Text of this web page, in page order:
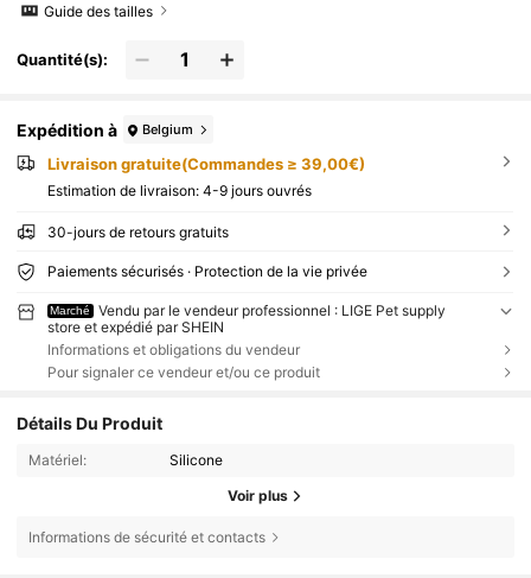
Guide des tailles
Quantité(s):
Expédition à Belgium
Livraison gratuite(Commandes ≥ 39,00€)
Estimation de livraison: 4-9 jours ouvrés
30-jours de retours gratuits
Paiements sécurisés · Protection de la vie privée
Marché
Vendu par le vendeur professionnel : LIGE Pet supply
store et expédié par SHEIN
Informations et obligations du vendeur
Pour signaler ce vendeur et/ou ce produit
Détails Du Produit
Matériel: Silicone
Voir plus
Informations de sécurité et contacts